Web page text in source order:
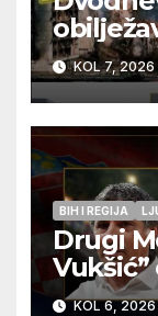
KOL 7, 2026
BIH I REGIJA
Drugi
12.KOL 6, 2026